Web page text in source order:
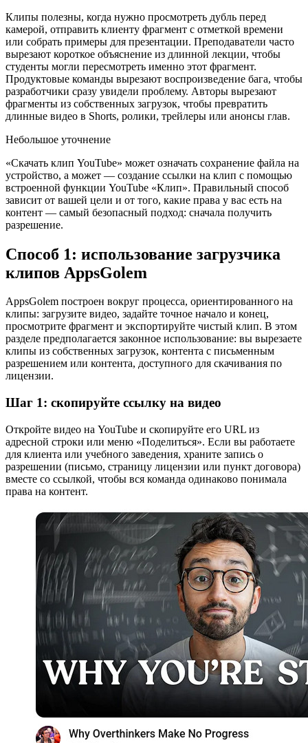
Клипы полезны, когда нужно просмотреть дубль перед
камерой, отправить клиенту фрагмент с отметкой времени
или собрать примеры для презентации. Преподаватели часто
вырезают короткое объяснение из длинной лекции, чтобы
студенты могли пересмотреть именно этот фрагмент.
Продуктовые команды вырезают воспроизведение бага, чтобы
разработчики сразу увидели проблему. Авторы вырезают
фрагменты из собственных загрузок, чтобы превратить
длинные видео в Shorts, ролики, трейлеры или анонсы глав.
Небольшое уточнение
«Скачать клип YouTube» может означать сохранение файла на
устройство, а может — создание ссылки на клип с помощью
встроенной функции YouTube «Клип». Правильный способ
зависит от вашей цели и от того, какие права у вас есть на
контент — самый безопасный подход: сначала получить
разрешение.
Способ 1: использование загрузчика
клипов AppsGolem
AppsGolem построен вокруг процесса, ориентированного на
клипы: загрузите видео, задайте точное начало и конец,
просмотрите фрагмент и экспортируйте чистый клип. В этом
разделе предполагается законное использование: вы вырезаете
клипы из собственных загрузок, контента с письменным
разрешением или контента, доступного для скачивания по
лицензии.
Шаг 1: скопируйте ссылку на видео
Откройте видео на YouTube и скопируйте его URL из
адресной строки или меню «Поделиться». Если вы работаете
для клиента или учебного заведения, храните запись о
разрешении (письмо, страницу лицензии или пункт договора)
вместе со ссылкой, чтобы вся команда одинаково понимала
права на контент.